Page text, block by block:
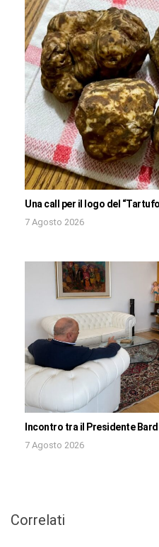
Una call per il logo del
7 Agosto 2026
Incontro tra il Presidente
7 Agosto 2026
Correlati